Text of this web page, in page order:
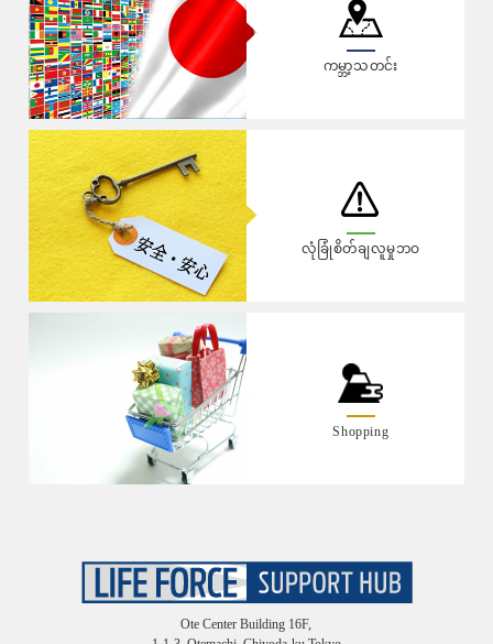
ကမ္ဘာ့သတင်း
လုံခြုံစိတ်ချလူမှုဘဝ
Shopping
Ote Center Building 16F,